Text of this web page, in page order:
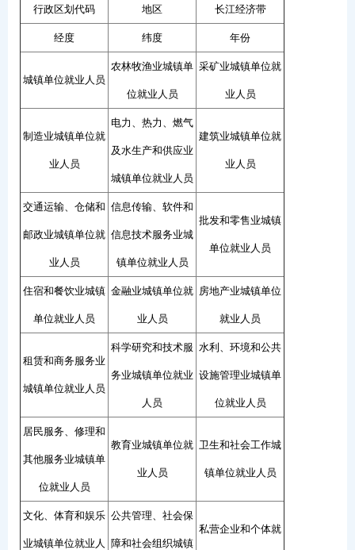
行政区划代码 地区 长江经济带
经度 纬度 年份
城镇单位就业人员
农林牧渔业城镇单
位就业人员
采矿业城镇单位就
业人员
制造业城镇单位就
业人员
电力、热力、燃气
及水生产和供应业
城镇单位就业人员
建筑业城镇单位就
业人员
交通运输、仓储和
邮政业城镇单位就
业人员
信息传输、软件和
信息技术服务业城
镇单位就业人员
批发和零售业城镇
单位就业人员
住宿和餐饮业城镇
单位就业人员
金融业城镇单位就
业人员
房地产业城镇单位
就业人员
租赁和商务服务业
城镇单位就业人员
科学研究和技术服
务业城镇单位就业
人员
水利、环境和公共
设施管理业城镇单
位就业人员
居民服务、修理和
其他服务业城镇单
位就业人员
教育业城镇单位就
业人员
卫生和社会工作城
镇单位就业人员
文化、体育和娱乐
业城镇单位就业人
公共管理、社会保
障和社会组织城镇
私营企业和个体就